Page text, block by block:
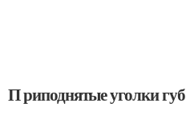
П риподнятые уголки губ